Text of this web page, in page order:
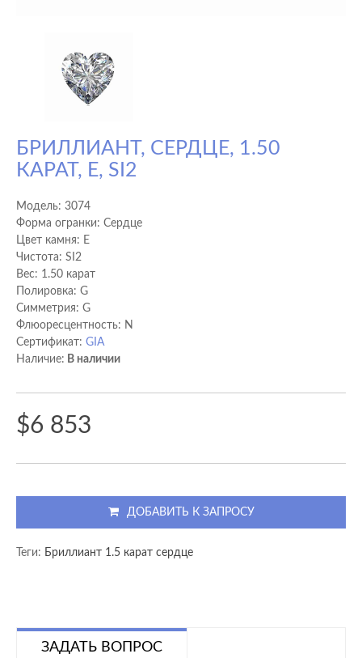
БРИЛЛИАНТ, СЕРДЦЕ, 1.50
КАРАТ, E, SI2
Модель: 3074
Форма огранки: Сердце
Цвет камня: E
Чистота: SI2
Вес: 1.50 карат
Полировка: G
Cимметрия: G
Флюоресцентность: N
Сертификат: GIA
Наличие: В наличии
$6 853
ДОБАВИТЬ К ЗАПРОСУ
Теги: Бриллиант 1.5 карат сердце
ЗАДАТЬ ВОПРОС